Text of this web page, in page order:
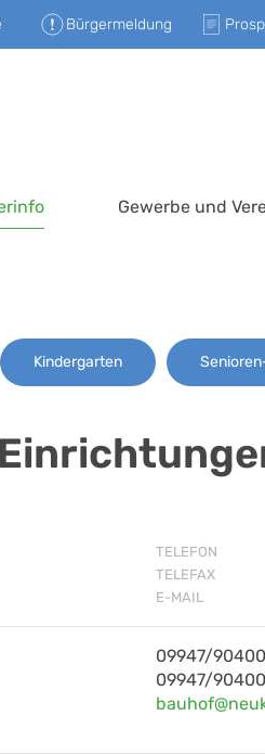
Bürgermeldung
Gewerbe und
Kindergarten
TELEFON
TELEFAX
E-MAIL
09947/
09947/